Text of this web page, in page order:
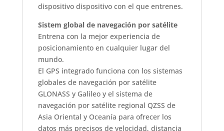
dispositivo dispositivo con el que entrenes.
Sistem global de navegación por satélite
Entrena con la mejor experiencia de
posicionamiento en cualquier lugar del
mundo.
El GPS integrado funciona con los sistemas
globales de navegación por satélite
GLONASS y Galileo y el sistema de
navegación por satélite regional QZSS de
Asia Oriental y Oceanía para ofrecer los
datos más precisos de velocidad, distancia